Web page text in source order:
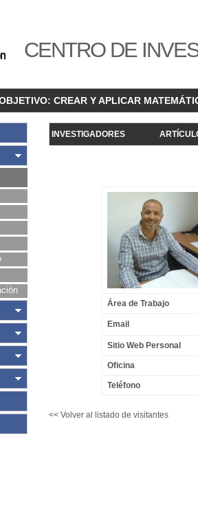
CENTRO DE
CREAR Y APLICAR
INVESTIGADORES
Área de Trabajo
Email
Sitio Web Personal
Oficina
Teléfono
<< Volver al listado de visitantes